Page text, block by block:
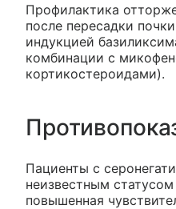
Профилактика
после пересадки
индукцией
комбинации с
кортикостероидами).
Пациенты с
неизвестным
повышенная